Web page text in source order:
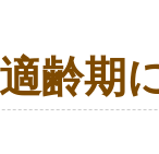
齢期